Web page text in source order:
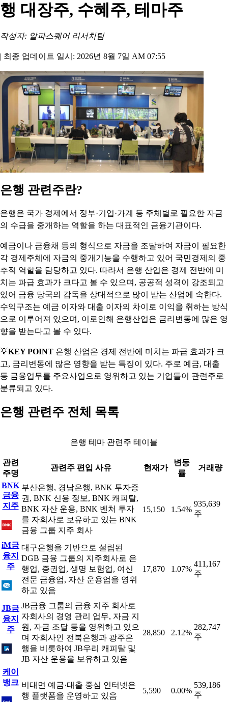
행 대장주, 수혜주, 테마주
작성자: 알파스퀘어 리서치팀
| 최종 업데이트 일시: 2026년 8월 7일 AM 07:55
은행 관련주란?
은행은 국가 경제에서 정부·기업·가계 등 주체별로 필요한 자금
의 수급을 중개하는 역할을 하는 대표적인 금융기관이다.
예금이나 금융채 등의 형식으로 자금을 조달하여 자금이 필요한
각 경제주체에 자금의 중개기능을 수행하고 있어 국민경제의 중
추적 역할을 담당하고 있다. 따라서 은행 산업은 경제 전반에 미
치는 파급 효과가 크다고 볼 수 있으며, 공공적 성격이 강조되고
있어 금융 당국의 감독을 상대적으로 많이 받는 산업에 속한다.
수익구조는 예금 이자와 대출 이자의 차이로 이익을 취하는 방식
으로 이루어져 있으며, 이로인해 은행산업은 금리변동에 많은 영
향을 받는다고 볼 수 있다.
💡KEY POINT 은행 산업은 경제 전반에 미치는 파급 효과가 크
고, 금리변동에 많은 영향을 받는 특징이 있다. 주로 예금, 대출
등 금융업무를 주요사업으로 영위하고 있는 기업들이 관련주로
분류되고 있다.
은행 관련주 전체 목록
은행 테마 관련주 테이블
관련
주명
관련주 편입 사유 현재가
변동
률
거래량
BNK
금융
지주
부산은행, 경남은행, BNK 투자증
권, BNK 신용 정보, BNK 캐피탈,
BNK 자산 운용, BNK 벤처 투자
를 자회사로 보유하고 있는 BNK
금융 그룹 지주 회사
15,150 1.54%
935,639
주
iM금
융지
주
대구은행을 기반으로 설립된
DGB 금융 그룹의 지주회사로 은
행업, 증권업, 생명 보험업, 여신
전문 금융업, 자산 운용업을 영위
하고 있음
17,870 1.07%
411,167
주
JB금
융지
주
JB금융 그룹의 금융 지주 회사로
자회사의 경영 관리 업무, 자금 지
원, 자금 조달 등을 영위하고 있으
며 자회사인 전북은행과 광주은
행을 비롯하여 JB우리 캐피탈 및
JB 자산 운용을 보유하고 있음
28,850 2.12%
282,747
주
케이
뱅크 비대면 예금·대출 중심 인터넷은
행 플랫폼을 운영하고 있음
5,590 0.00%
539,186
주